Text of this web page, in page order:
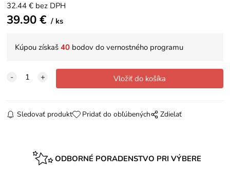
32.44 € bez DPH
39.90€ ks
Kúpou získaš40 bodov do vernostného programu
Sledovať produkt Pridať do obľúbených Zdielať
ODBORNÉ PORADENSTVO PRI VÝBERE